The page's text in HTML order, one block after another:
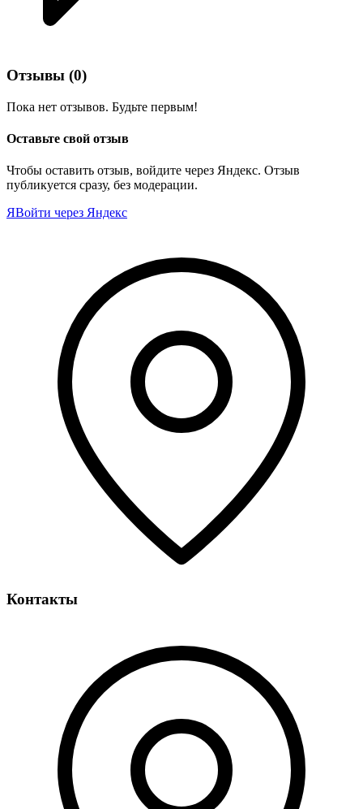
Отзывы (0)
Пока нет отзывов. Будьте первым!
Оставьте свой отзыв
Чтобы оставить отзыв, войдите через Яндекс. Отзыв
публикуется сразу, без модерации.
ЯВойти через Яндекс
Контакты